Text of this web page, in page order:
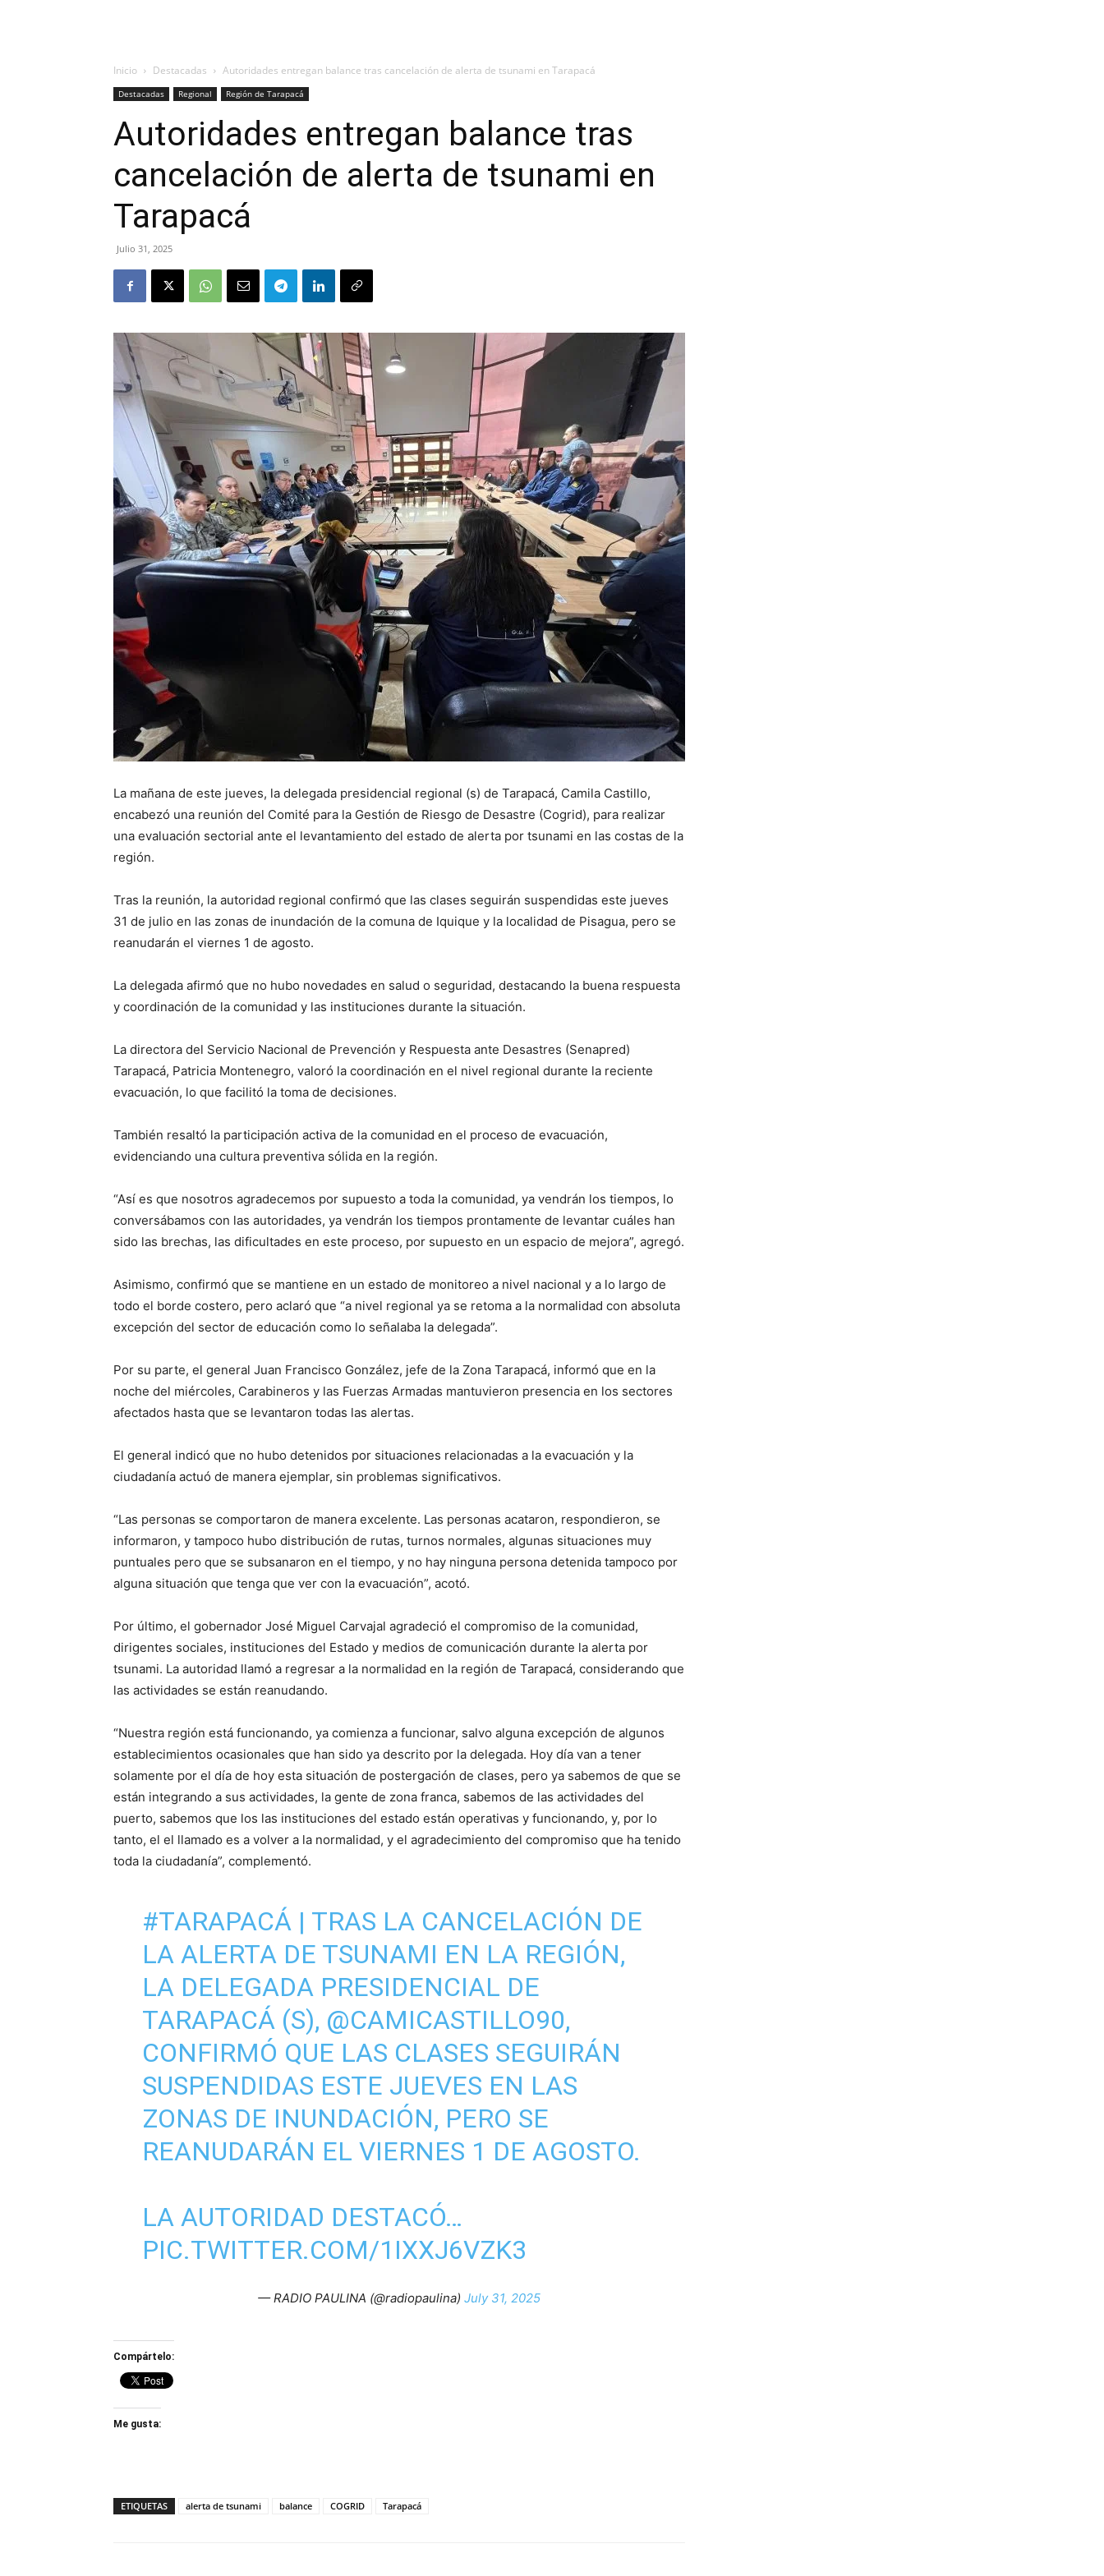
Inicio Destacadas Autoridades entregan balance tras cancelación de alerta de tsunami en Tarapacá
Destacadas Regional Región de Tarapacá
Autoridades entregan balance tras
cancelación de alerta de tsunami en
Tarapacá
Julio 31, 2025
La mañana de este jueves, la delegada presidencial regional (s) de Tarapacá, Camila Castillo,
encabezó una reunión del Comité para la Gestión de Riesgo de Desastre (Cogrid), para realizar
una evaluación sectorial ante el levantamiento del estado de alerta por tsunami en las costas de la
región.
Tras la reunión, la autoridad regional confirmó que las clases seguirán suspendidas este jueves
31 de julio en las zonas de inundación de la comuna de Iquique y la localidad de Pisagua, pero se
reanudarán el viernes 1 de agosto.
La delegada afirmó que no hubo novedades en salud o seguridad, destacando la buena respuesta
y coordinación de la comunidad y las instituciones durante la situación.
La directora del Servicio Nacional de Prevención y Respuesta ante Desastres (Senapred)
Tarapacá, Patricia Montenegro, valoró la coordinación en el nivel regional durante la reciente
evacuación, lo que facilitó la toma de decisiones.
También resaltó la participación activa de la comunidad en el proceso de evacuación,
evidenciando una cultura preventiva sólida en la región.
“Así es que nosotros agradecemos por supuesto a toda la comunidad, ya vendrán los tiempos, lo
conversábamos con las autoridades, ya vendrán los tiempos prontamente de levantar cuáles han
sido las brechas, las dificultades en este proceso, por supuesto en un espacio de mejora”, agregó.
Asimismo, confirmó que se mantiene en un estado de monitoreo a nivel nacional y a lo largo de
todo el borde costero, pero aclaró que “a nivel regional ya se retoma a la normalidad con absoluta
excepción del sector de educación como lo señalaba la delegada”.
Por su parte, el general Juan Francisco González, jefe de la Zona Tarapacá, informó que en la
noche del miércoles, Carabineros y las Fuerzas Armadas mantuvieron presencia en los sectores
afectados hasta que se levantaron todas las alertas.
El general indicó que no hubo detenidos por situaciones relacionadas a la evacuación y la
ciudadanía actuó de manera ejemplar, sin problemas significativos.
“Las personas se comportaron de manera excelente. Las personas acataron, respondieron, se
informaron, y tampoco hubo distribución de rutas, turnos normales, algunas situaciones muy
puntuales pero que se subsanaron en el tiempo, y no hay ninguna persona detenida tampoco por
alguna situación que tenga que ver con la evacuación”, acotó.
Por último, el gobernador José Miguel Carvajal agradeció el compromiso de la comunidad,
dirigentes sociales, instituciones del Estado y medios de comunicación durante la alerta por
tsunami. La autoridad llamó a regresar a la normalidad en la región de Tarapacá, considerando que
las actividades se están reanudando.
“Nuestra región está funcionando, ya comienza a funcionar, salvo alguna excepción de algunos
establecimientos ocasionales que han sido ya descrito por la delegada. Hoy día van a tener
solamente por el día de hoy esta situación de postergación de clases, pero ya sabemos de que se
están integrando a sus actividades, la gente de zona franca, sabemos de las actividades del
puerto, sabemos que los las instituciones del estado están operativas y funcionando, y, por lo
tanto, el el llamado es a volver a la normalidad, y el agradecimiento del compromiso que ha tenido
toda la ciudadanía”, complementó.
#TARAPACÁ| TRAS LA CANCELACIÓN DE
LA ALERTA DE TSUNAMI EN LA REGIÓN,
LA DELEGADA PRESIDENCIAL DE
TARAPACÁ (S), @CAMICASTILLO90,
CONFIRMÓ QUE LAS CLASES SEGUIRÁN
SUSPENDIDAS ESTE JUEVES EN LAS
ZONAS DE INUNDACIÓN, PERO SE
REANUDARÁN EL VIERNES 1 DE AGOSTO.
LA AUTORIDAD DESTACÓ…
PIC.TWITTER.COM/1IXXJ6VZK3
— RADIO PAULINA (@radiopaulina) July 31, 2025
Compártelo:
Me gusta:
ETIQUETAS alerta de tsunami balance COGRID Tarapacá